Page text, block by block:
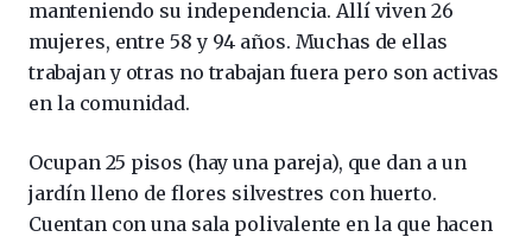
manteniendo su independencia. Allí viven 26
mujeres, entre 58 y 94 años. Muchas de ellas
trabajan y otras no trabajan fuera pero son activas
en la comunidad.
Ocupan 25 pisos (hay una pareja), que dan a un
jardín lleno de flores silvestres con huerto.
Cuentan con una sala polivalente en la que hacen